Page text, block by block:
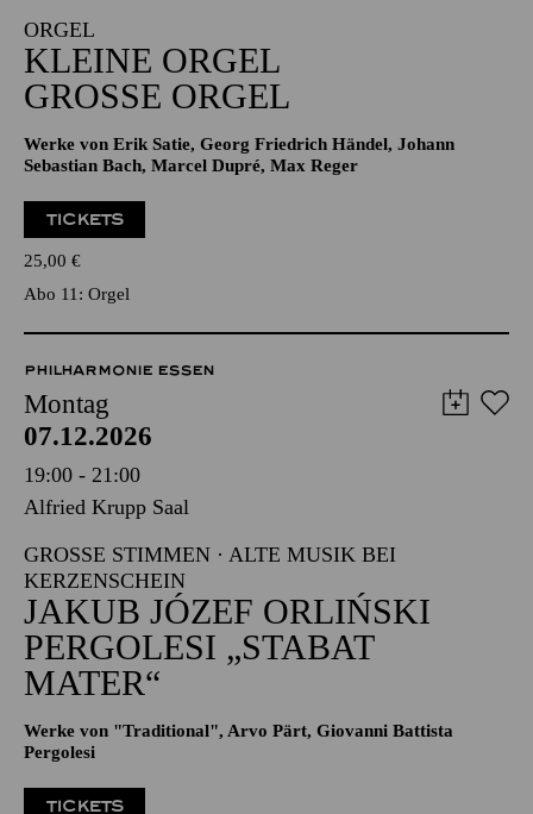
19:00 - 21:00
Alfried Krupp Saal
ORGEL
KLEINE ORGEL
GROSSE ORGEL
Werke von Erik Satie, Georg Friedrich Händel, Johann
Sebastian Bach, Marcel Dupré, Max Reger
TICKETS
25,00€
Abo 11: Orgel
PHILHARMONIE ESSEN
Montag
07.12.2026
19:00 - 21:00
Alfried Krupp Saal
GROSSE STIMMEN · ALTE MUSIK BEI K
ERZENSCHEIN
JAKUB JÓZEF ORLIŃSKI
PERGOLESI „STABAT
MATER“
Werke von "Traditional", Arvo Pärt, Giovanni Battista